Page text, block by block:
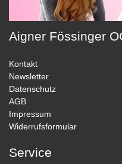
Aigner Fössinger
Kontakt
Newsletter
Datenschutz
AGB
Impressum
Widerrufsformular
Service